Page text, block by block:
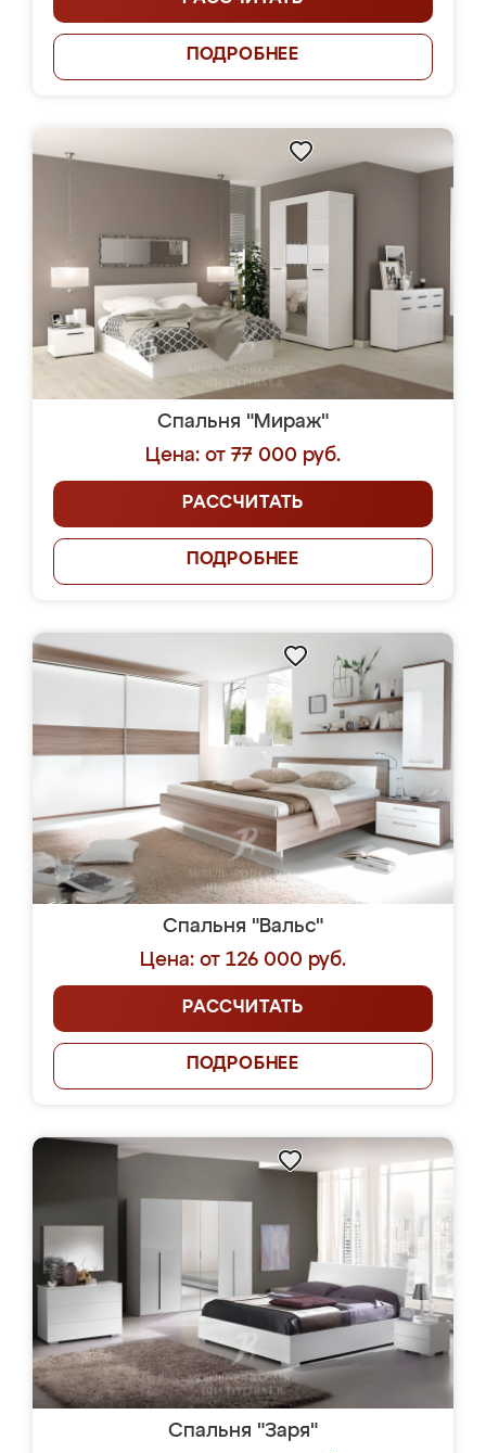
ПОДРОБНЕЕ
Спальня "Мираж"
Цена: от 77 000 руб.
РАССЧИТАТЬ
ПОДРОБНЕЕ
Спальня "Вальс"
Цена: от 126 000 руб.
РАССЧИТАТЬ
ПОДРОБНЕЕ
Спальня "Заря"